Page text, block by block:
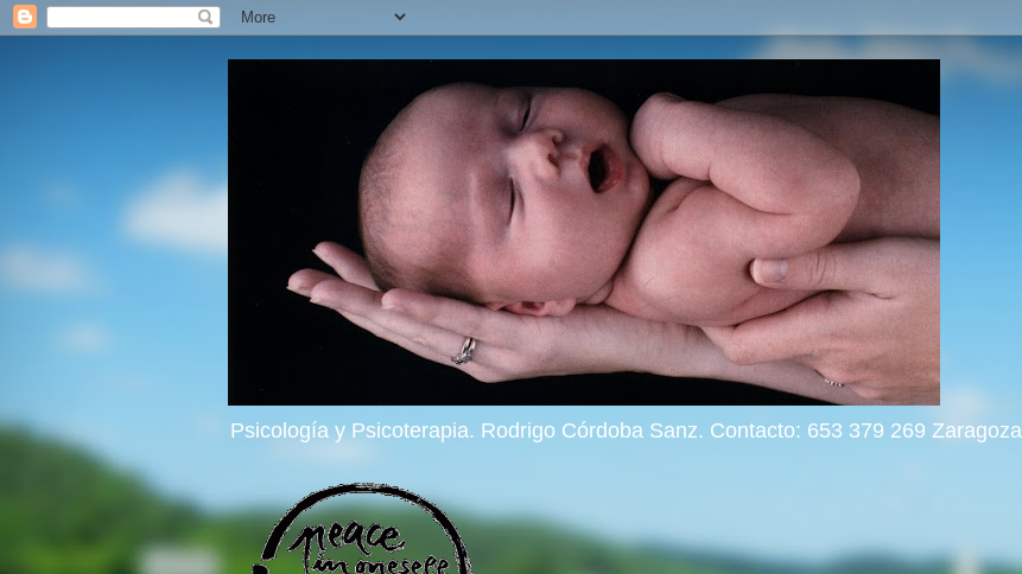
Psicología y Psicoterapia. Rodrigo Córdoba Sanz. Contacto: 653 379 269 Zaragoza